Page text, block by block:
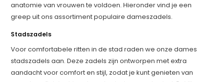
anatomie van vrouwen te voldoen. Hieronder vind je een
greep uit ons assortiment populaire dameszadels.
Stadszadels
Voor comfortabele ritten in de stad raden we onze dames
stadszadels aan. Deze zadels zijn ontworpen met extra
aandacht voor comfort en stijl, zodat je kunt genieten van